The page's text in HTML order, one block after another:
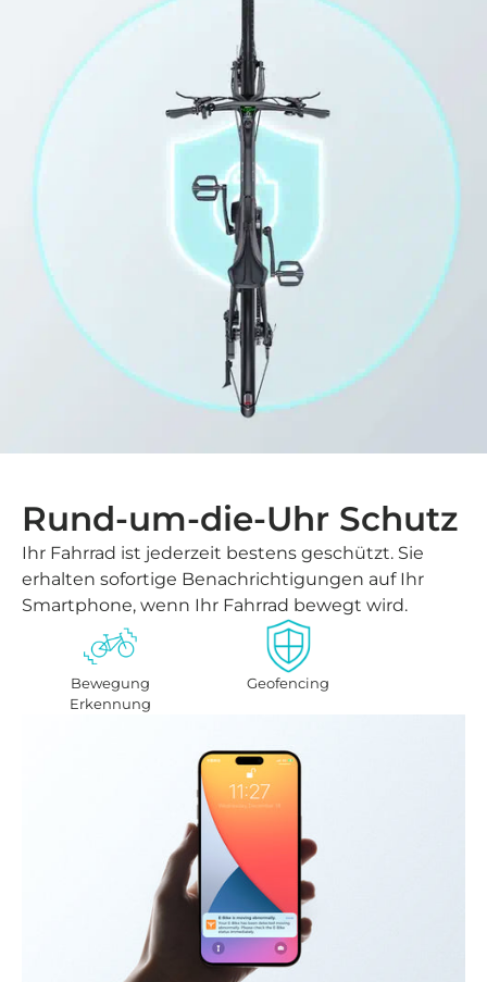
Rund-um-die-Uhr Schutz
Ihr Fahrrad ist jederzeit bestens geschützt. Sie
erhalten sofortige Benachrichtigungen auf Ihr
Smartphone, wenn Ihr Fahrrad bewegt wird.
Bewegung
Erkennung
Geofencing